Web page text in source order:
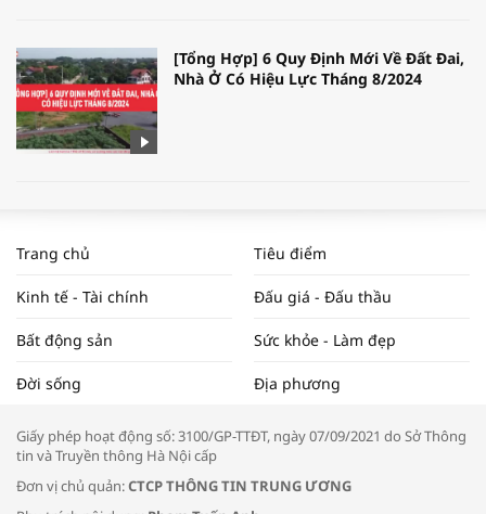
[Tổng Hợp] 6 Quy Định Mới Về Đất Đai,
Nhà Ở Có Hiệu Lực Tháng 8/2024
ĐẬP THỊ TRƯỜNG #62
Tọa đàm “Xúc tiến thương mại: Khơi
thông đầu ra cho sản phẩm OCOP”
Trang chủ Tiêu điểm
Kinh tế - Tài chính Đấu giá - Đấu thầu
Bất động sản Sức khỏe - Làm đẹp
Đời sống Địa phương
Giấy phép hoạt động số: 3100/GP-TTĐT, ngày 07/09/2021 do Sở Thông
tin và Truyền thông Hà Nội cấp
Đơn vị chủ quản:CTCP THÔNG TIN TRUNG ƯƠNG